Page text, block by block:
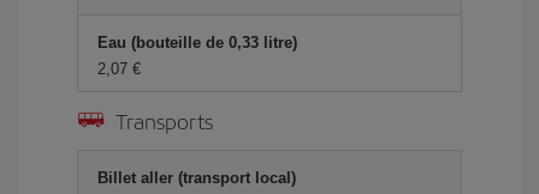
Eau (bouteille de 0,33 litre)
2,07 €
Transports
Billet aller (transport local)